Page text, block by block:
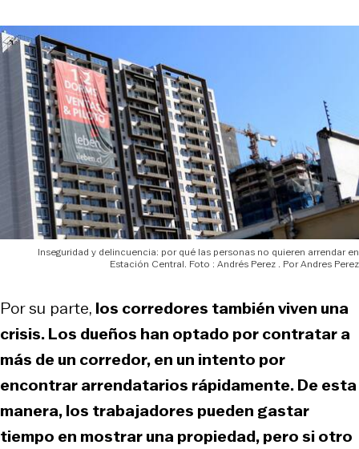
Inseguridad y delincuencia: por qué las personas no quieren arrendar en
Estación Central. Foto : Andrés Perez
Andres Perez
Por su parte, los corredores también viven una
crisis. Los dueños han optado por contratar a
más de un corredor, en un intento por
encontrar arrendatarios rápidamente. De esta
manera, los trabajadores pueden gastar
tiempo en mostrar una propiedad, pero si otro